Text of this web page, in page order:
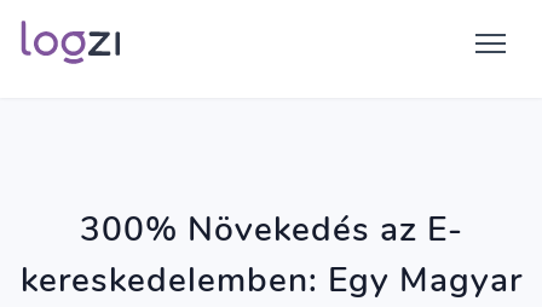
300% Növekedés az E-
kereskedelemben: Egy Magyar